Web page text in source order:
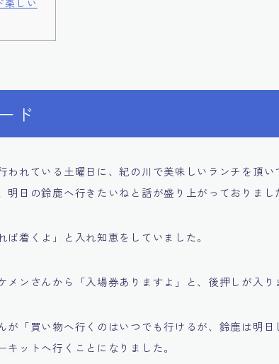
楽しい
ド
われている土曜日に、紀の川で美味しいランチを頂い
明日の鈴鹿へ行きたいねと話が盛り上がっておりまし
ば着くよ」と入れ知恵をしていました。
メンさんから「入場券ありますよ」と、後押しが入り
が「買い物へ行くのはいつでも行けるが、鈴鹿は明日
キットへ行くことになりました。